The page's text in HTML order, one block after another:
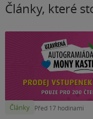
Články, které
Články Před 17 hodinami